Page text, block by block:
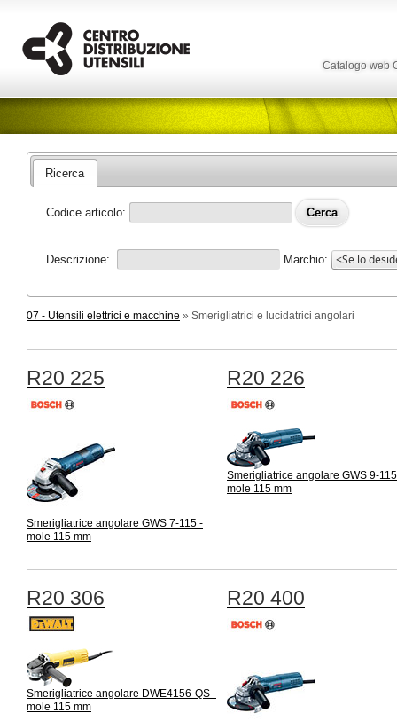
Catalogo web
Ricerca
Codice articolo:
Descrizione: Marchio:
07 - Utensili elettrici e macchine » Smerigliatrici e lucidatrici angolari
R20 225
Smerigliatrice angolare GWS 7-115 -
mole 115 mm
R20 226
Smerigliatrice angolare GWS 9-
mole 115 mm
R20 306
Smerigliatrice angolare DWE4156-QS -
mole 115 mm
R20 400